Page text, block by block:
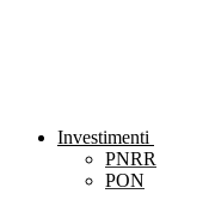
Investimenti
PNRR
PON